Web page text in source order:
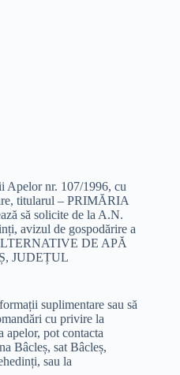
Apelor nr. 107/1996, cu
titularul – PRIMĂRIA
să solicite de la A.N.
avizul de gospodărire a
DE APĂ
JUDEȚUL
suplimentare sau să
cu privire la
apelor, pot contacta
Bâcleș, sat Bâcleș,
sau la